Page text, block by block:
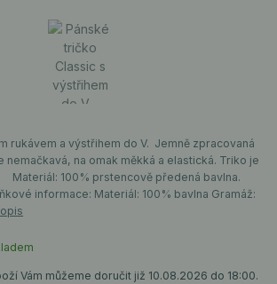
rukávem a výstřihem do V. Jemně zpracovaná
nemačkavá, na omak měkká a elastická. Triko je
Materiál: 100% prstencově předená bavlna.
informace: Materiál: 100% bavlna Gramáž:
Vám můžeme doručit již 10.08.2026 do 18:00.